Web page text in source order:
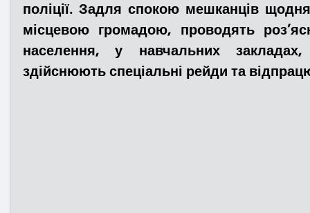
Медицина Новини ДТП
Адмінпротокол Свята Поліція
поліції. Задля спокою мешканців
місцевою громадою, проводять
населення, у навчальних закладах,
здійснюють спеціальні рейди та